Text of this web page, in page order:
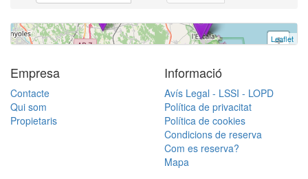
+
Leaflet
Empresa
Contacte
Qui som
Propietaris
Informació
Avís Legal - LSSI - LOPD
Política de privacitat
Política de cookies
Condicions de reserva
Com es reserva?
Mapa